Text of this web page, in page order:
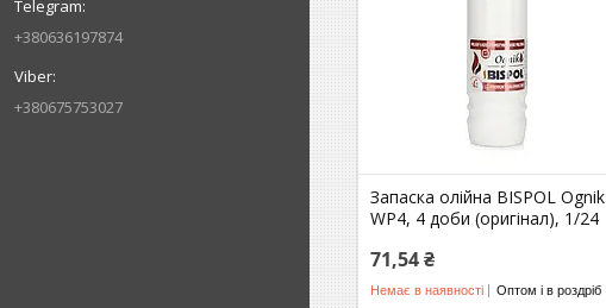
+380636197874
+380675753027
Запаска олійна BISPOL Ognik
WP4, 4 доби (оригінал), 1/24
71,54 ₴
Немає в наявності Оптом і в роздріб